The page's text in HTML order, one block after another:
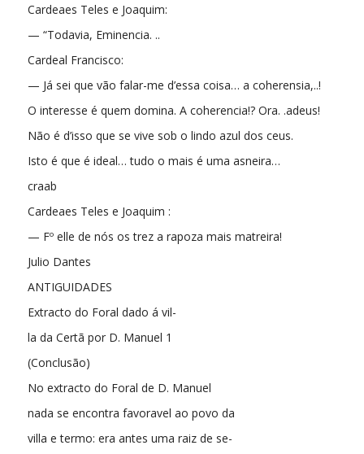
Cardeaes Teles e Joaquim:
— “Todavia, Eminencia. ..
Cardeal Francisco:
— Já sei que vão falar-me d’essa coisa… a coherensia,..!
O interesse é quem domina. A coherencia!? Ora. .adeus!
Não é d’isso que se vive sob o lindo azul dos ceus.
Isto é que é ideal… tudo o mais é uma asneira…
craab
Cardeaes Teles e Joaquim :
— Fº elle de nós os trez a rapoza mais matreira!
Julio Dantes
ANTIGUIDADES
Extracto do Foral dado á vil-
la da Certã por D. Manuel 1
(Conclusão)
No extracto do Foral de D. Manuel
nada se encontra favoravel ao povo da
villa e termo: era antes uma raiz de se-